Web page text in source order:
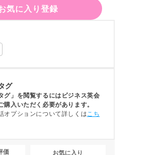
気に入り登録
グ
グ」を閲覧するにはビジネス英会
購入いただく必要があります。
オプションについて詳しくはこち
価
お気に入り